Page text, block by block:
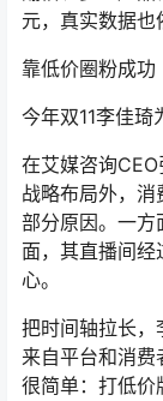
元，真实数据也
靠低价圈粉成功
今年双11李佳琦
在艾媒咨询
战略布局外，
部分原因。一方
面，其直播间
心。
把时间轴拉长，
来自平台和消
很简单：打低价